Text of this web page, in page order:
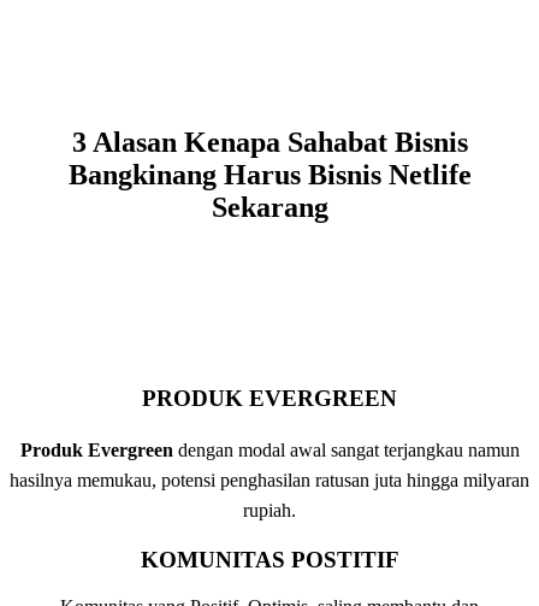
3 Alasan Kenapa Sahabat Bisnis
Bangkinang Harus Bisnis Netlife
Sekarang
PRODUK EVERGREEN
Produk Evergreen dengan modal awal sangat terjangkau namun
hasilnya memukau, potensi penghasilan ratusan juta hingga milyaran
rupiah.
KOMUNITAS POSTITIF